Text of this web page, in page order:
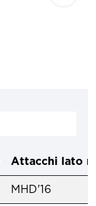
Attacchi lato
MHD'16